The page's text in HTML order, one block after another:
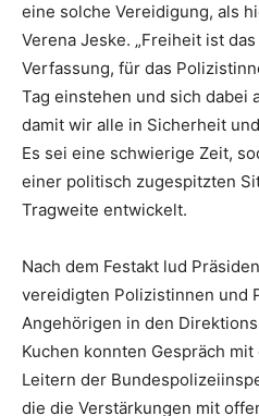
eine solche Vereidigung, als
Verena Jeske. „Freiheit ist
Verfassung, für das
Tag einstehen und sich dabei
damit wir alle in Sicherheit
Es sei eine schwierige Zeit,
einer politisch zugespitzten
Tragweite entwickelt.
Nach dem Festakt lud
vereidigten Polizistinnen und
Angehörigen in den
Kuchen konnten Gespräch
Leitern der
die die Verstärkungen mit